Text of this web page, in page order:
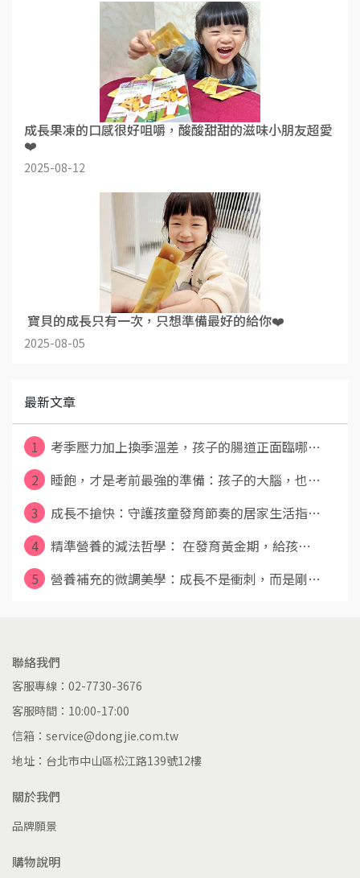
成長果凍的口感很好咀嚼，酸酸甜甜的滋味小朋友超愛
❤️
2025-08-12
​ 寶貝的成長只有一次，只想準備最好的給你❤️
2025-08-05
最新文章
1
考季壓力加上換季溫差，孩子的腸道正面臨哪⋯
2
睡飽，才是考前最強的準備：孩子的大腦，也⋯
3
成長不搶快：守護孩童發育節奏的居家生活指⋯
4
精準營養的減法哲學： 在發育黃金期，給孩⋯
5
營養補充的微調美學：成長不是衝刺，而是剛⋯
聯絡我們
客服專線：02-7730-3676
客服時間：10:00-17:00
信箱：service@dongjie.com.tw
地址：台北市中山區松江路139號12樓
關於我們
品牌願景
購物說明